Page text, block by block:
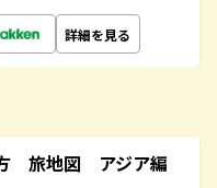
詳細を見る
旅地図 アジア編